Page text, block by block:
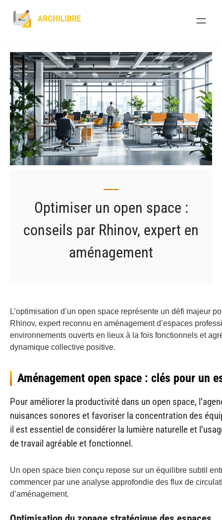
Optimiser un open space :
conseils par Rhinov, expert en
aménagement
L’optimisation d’un open space représente un défi majeur
Rhinov, expert reconnu en aménagement d’espaces
environnements ouverts en lieux à la fois fonctionnels et
dynamique collective positive.
Aménagement open space : clés pour un
Pour améliorer la productivité dans un open space,
nuisances sonores et favoriser la concentration des
il est essentiel de considérer la lumière naturelle et
de travail agréable et fonctionnel.
Un open space bien conçu repose sur un équilibre subtil
commencer par une analyse approfondie des flux de
d’aménagement.